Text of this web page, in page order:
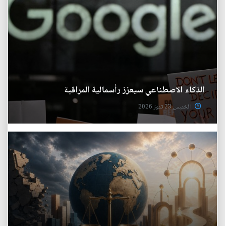
الذكاء الاصطناعي سيعزز رأسمالية المراقبة
الخميس 23 تموز 2026